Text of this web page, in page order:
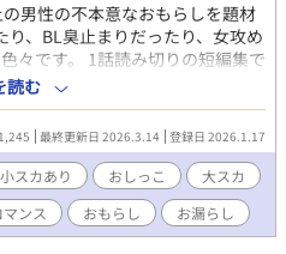
男性の不本意なおもらしを題材
り、BL臭止まりだったり、女攻め
々です。 1話読み切りの短編集で
、その場合は章でまとめるか、
します。 【以下は章で分類しま
(両方)、嘔吐 【以下はタイトルに
(カップリングなし)、女攻め
係にあるものを指します（両片思
離感が近いだけのものを指しま
赤の他人、ただのクラスメイト
女CPですが女性が攻めのものを
読む
最終更新日 2026.3.14 登録日 2026.1.17
小スカあり おしっこ
大スカ
ンス おもらし お漏らし